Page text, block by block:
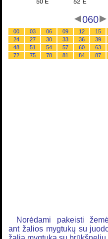
060
00 03 06 09 12 15
24
27 30 33 36 39
48
51 54 57 60 63
72
75 78 81 84 87
Norėdami pakeisti
ant žalios mygtukų su